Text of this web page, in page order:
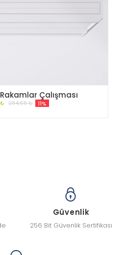
Çalışması
284,68 ₺ 11%
Güvenlik
256 Bit Güvenlik Sertifikası